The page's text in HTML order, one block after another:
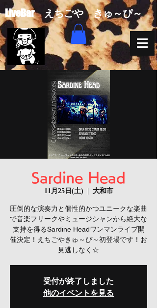
​LiveBar えちごや きゅ～ぴ～
Sardine Head
11月25日(土)
  |
大和市
圧倒的な演奏力と個性的かつユニークな楽曲
で音楽フリークやミュージシャンから絶大な
支持を得るSardine Headワンマンライブ開
催決定！えちごやきゅ～ぴ～初登場です！お
見逃しなく☆
受付が終了しました
他のイベントを見る